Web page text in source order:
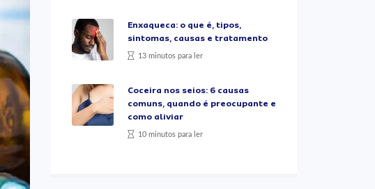
Enxaqueca: o que é, tipos,
sintomas, causas e tratamento
13 minutos para ler
Coceira nos seios: 6 causas
comuns, quando é preocupante e
como aliviar
10 minutos para ler